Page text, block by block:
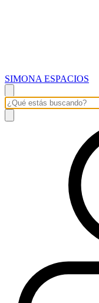
SIMONA ESPACIOS